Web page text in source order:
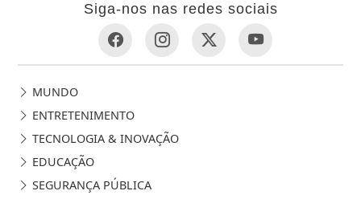
Siga-nos nas redes sociais
MUNDO
ENTRETENIMENTO
TECNOLOGIA & INOVAÇÃO
EDUCAÇÃO
SEGURANÇA PÚBLICA